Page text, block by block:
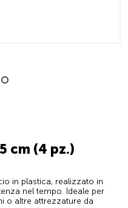
cm (4 pz.)
in plastica, realizzato in
nel tempo. Ideale per
o altre attrezzature da